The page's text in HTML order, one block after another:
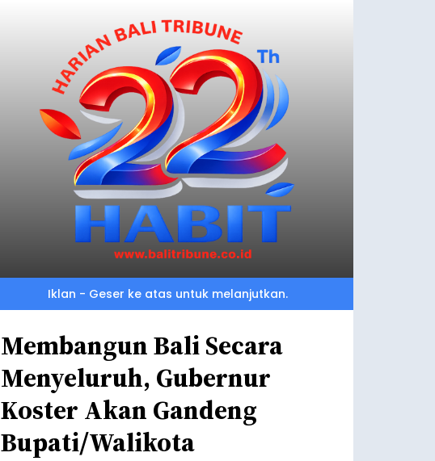
Iklan - Geser ke atas untuk melanjutkan.
Membangun Bali Secara
Menyeluruh, Gubernur
Koster Akan Gandeng
Bupati/Walikota